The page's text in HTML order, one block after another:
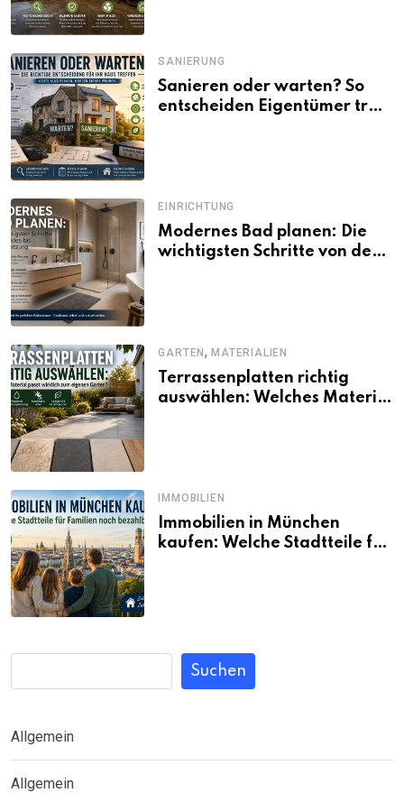
SANIERUNG
Sanieren oder warten? So
entscheiden Eigentümer trotz
EINRICHTUNG
Modernes Bad planen: Die
wichtigsten Schritte von der
GARTEN,MATERIALIEN
Terrassenplatten richtig
auswählen: Welches Material
IMMOBILIEN
Immobilien in München
kaufen: Welche Stadtteile für
Suchen
Allgemein
Allgemein